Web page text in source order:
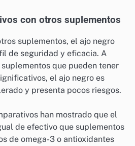
con otros suplementos
suplementos, el ajo negro
de seguridad y eficacia. A
que pueden tener
el ajo negro es
y presenta pocos riesgos.
han mostrado que el
de efectivo que suplementos
de omega-3 o antioxidantes